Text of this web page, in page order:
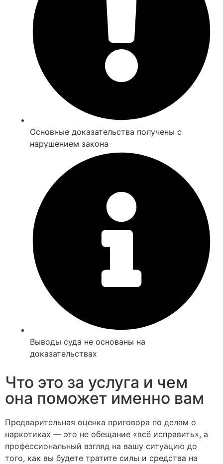
Основные доказательства получены с
нарушением закона
Выводы суда не основаны на
доказательствах
Что это за услуга и чем
она поможет именно вам
Предварительная оценка приговора по делам о
наркотиках — это не обещание «всё исправить», а
профессиональный взгляд на вашу ситуацию до
того, как вы будете тратите силы и средства на